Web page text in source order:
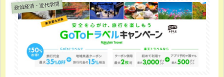
政治経済・近代学問